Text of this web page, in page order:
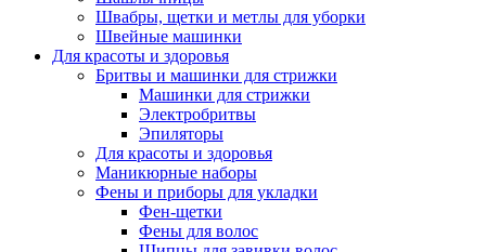
Швабры, щетки и метлы для уборки
Швейные машинки
Для красоты и здоровья
Бритвы и машинки для стрижки
Машинки для стрижки
Электробритвы
Эпиляторы
Для красоты и здоровья
Маникюрные наборы
Фены и приборы для укладки
Фен-щетки
Фены для волос